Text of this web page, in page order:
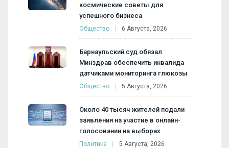
космические советы для
успешного бизнеса
Общество 6 Августа, 2026
Барнаульский суд обязал
Минздрав обеспечить инвалида
датчиками мониторинга глюкозы
Общество 5 Августа, 2026
Около 40 тысяч жителей подали
заявления на участие в онлайн-
голосовании на выборах
Политика 5 Августа, 2026